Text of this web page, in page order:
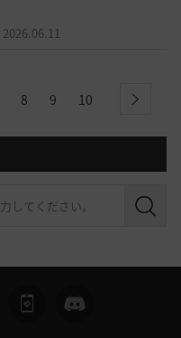
2026.06.11
8 9 10 next
検